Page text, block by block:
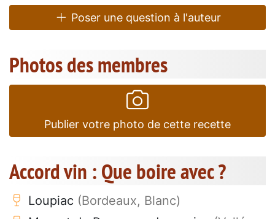
Poser une question à l'auteur
Photos des membres
Publier votre photo de cette recette
Accord vin : Que boire avec ?
Loupiac (Bordeaux, Blanc)